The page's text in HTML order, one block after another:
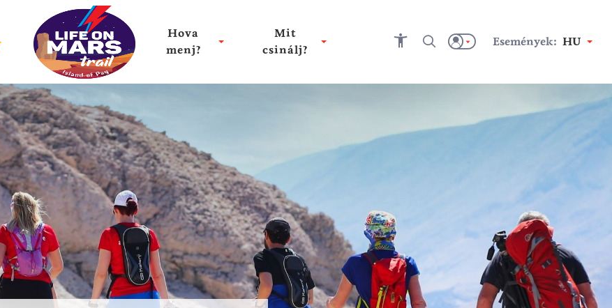
Hova
menj?
Mit
csinálj?
Események: HU